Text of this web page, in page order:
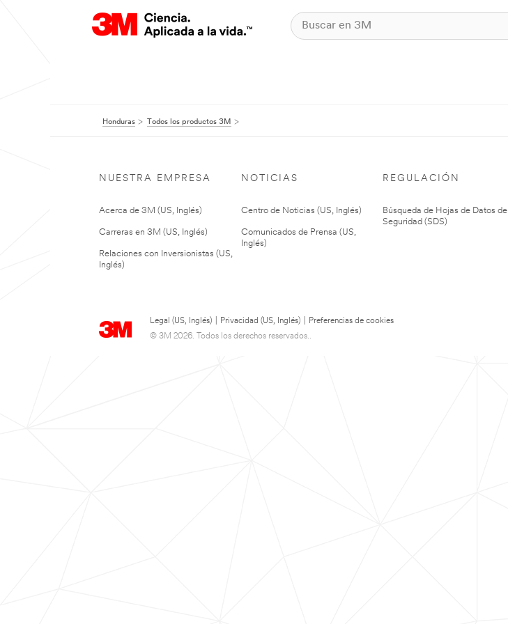
Honduras Todos los productos 3M
NUESTRA EMPRESA
Acerca de 3M (US, Inglés)
Carreras en 3M (US, Inglés)
Relaciones con Inversionistas (US,
Inglés)
NOTICIAS
Centro de Noticias (US, Inglés)
Comunicados de Prensa (US,
Inglés)
REGULACIÓN
Búsqueda de Hojas de Datos de
Seguridad (SDS)
Legal (US, Inglés) Privacidad (US, Inglés)
Preferencias de cookies
© 3M 2026. Todos los derechos reservados..